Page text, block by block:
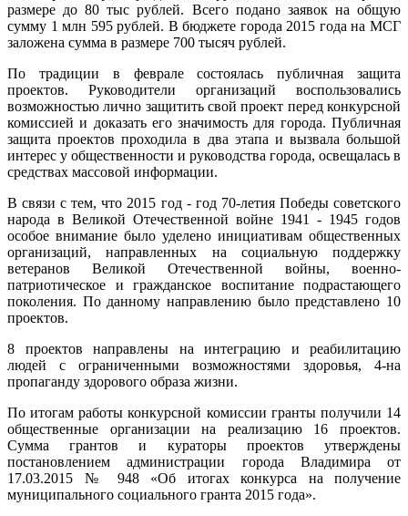
размере до 80 тыс рублей. Всего подано заявок на общую
сумму 1 млн 595 рублей. В бюджете города 2015 года на МСГ
заложена сумма в размере 700 тысяч рублей.
По традиции в феврале состоялась публичная защита
проектов. Руководители организаций воспользовались
возможностью лично защитить свой проект перед конкурсной
комиссией и доказать его значимость для города. Публичная
защита проектов проходила в два этапа и вызвала большой
интерес у общественности и руководства города, освещалась в
средствах массовой информации.
В связи с тем, что 2015 год - год 70-летия Победы советского
народа в Великой Отечественной войне 1941 - 1945 годов
особое внимание было уделено инициативам общественных
организаций, направленных на социальную поддержку
ветеранов Великой Отечественной войны, военно-
патриотическое и гражданское воспитание подрастающего
поколения. По данному направлению было представлено 10
проектов.
8 проектов направлены на интеграцию и реабилитацию
людей с ограниченными возможностями здоровья, 4-на
пропаганду здорового образа жизни.
По итогам работы конкурсной комиссии гранты получили 14
общественные организации на реализацию 16 проектов.
Сумма грантов и кураторы проектов утверждены
постановлением администрации города Владимира от
17.03.2015 № 948 «Об итогах конкурса на получение
муниципального социального гранта 2015 года».